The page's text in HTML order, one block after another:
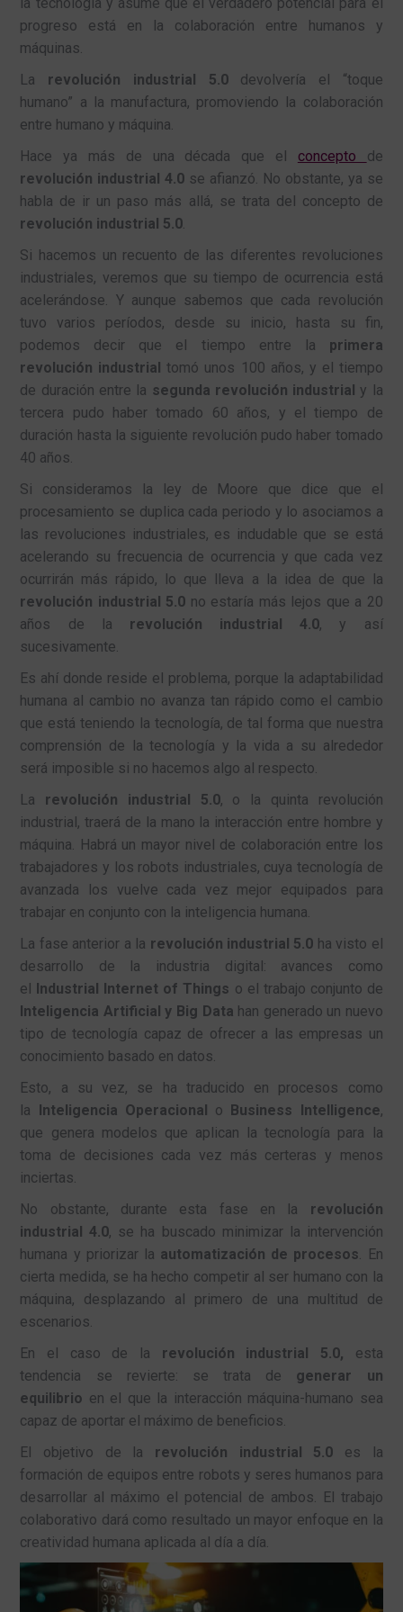
progreso está en la colaboración entre humanos y
máquinas.
La revolución industrial 5.0devolvería el “toque
humano” a la manufactura, promoviendo la colaboración
entre humano y máquina.
Hace ya más de una década que el concepto de
revolución industrial 4.0 se afianzó. No obstante, ya se
habla de ir un paso más allá, se trata del concepto de
revolución industrial 5.0.
Si hacemos un recuento de las diferentes revoluciones
industriales, veremos que su tiempo de ocurrencia está
acelerándose. Y aunque sabemos que cada revolución
tuvo varios períodos, desde su inicio, hasta su fin,
podemos decir que el tiempo entre la primera
revolución industrial tomó unos 100 años, y el tiempo
de duración entre la segunda revolución industrial y la
tercera pudo haber tomado 60 años, y el tiempo de
duración hasta la siguiente revolución pudo haber tomado
40 años.
Si consideramos la ley de Moore que dice que el
procesamiento se duplica cada periodo y lo asociamos a
las revoluciones industriales, es indudable que se está
acelerando su frecuencia de ocurrencia y que cada vez
ocurrirán más rápido, lo que lleva a la idea de que la
revolución industrial 5.0 no estaría más lejos que a 20
años de la revolución industrial 4.0, y así
sucesivamente.
Es ahí donde reside el problema, porque la adaptabilidad
humana al cambio no avanza tan rápido como el cambio
que está teniendo la tecnología, de tal forma que nuestra
comprensión de la tecnología y la vida a su alrededor
será imposible si no hacemos algo al respecto.
La revolución industrial 5.0, o la quinta revolución
industrial, traerá de la mano la interacción entre hombre y
máquina. Habrá un mayor nivel de colaboración entre los
trabajadores y los robots industriales, cuya tecnología de
avanzada los vuelve cada vez mejor equipados para
trabajar en conjunto con la inteligencia humana.
La fase anterior a la revolución industrial 5.0 ha visto el
desarrollo de la industria digital: avances como
el Industrial Internet of Things o el trabajo conjunto de
Inteligencia Artificial y Big Data han generado un nuevo
tipo de tecnología capaz de ofrecer a las empresas un
conocimiento basado en datos.
Esto, a su vez, se ha traducido en procesos como
la Inteligencia Operacional o Business Intelligence,
que genera modelos que aplican la tecnología para la
toma de decisiones cada vez más certeras y menos
inciertas.
No obstante, durante esta fase en la revolución
industrial 4.0, se ha buscado minimizar la intervención
humana y priorizar la automatización de procesos. En
cierta medida, se ha hecho competir al ser humano con la
máquina, desplazando al primero de una multitud de
escenarios.
En el caso de la revolución industrial 5.0, esta
tendencia se revierte: se trata de generar un
equilibrio en el que la interacción máquina-humano sea
capaz de aportar el máximo de beneficios.
El objetivo de la revolución industrial 5.0 es la
formación de equipos entre robots y seres humanos para
desarrollar al máximo el potencial de ambos. El trabajo
colaborativo dará como resultado un mayor enfoque en la
creatividad humana aplicada al día a día.